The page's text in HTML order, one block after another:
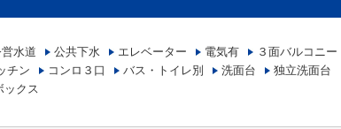
水道 公共下水 エレベーター 電気有
３面バルコニー
チン コンロ３口 バス・トイレ別 洗面台
独立洗面台
ックス